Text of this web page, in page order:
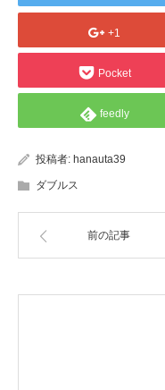
+1
Pocket
feedly
投稿者: hanauta39
ダブルス
前の記事